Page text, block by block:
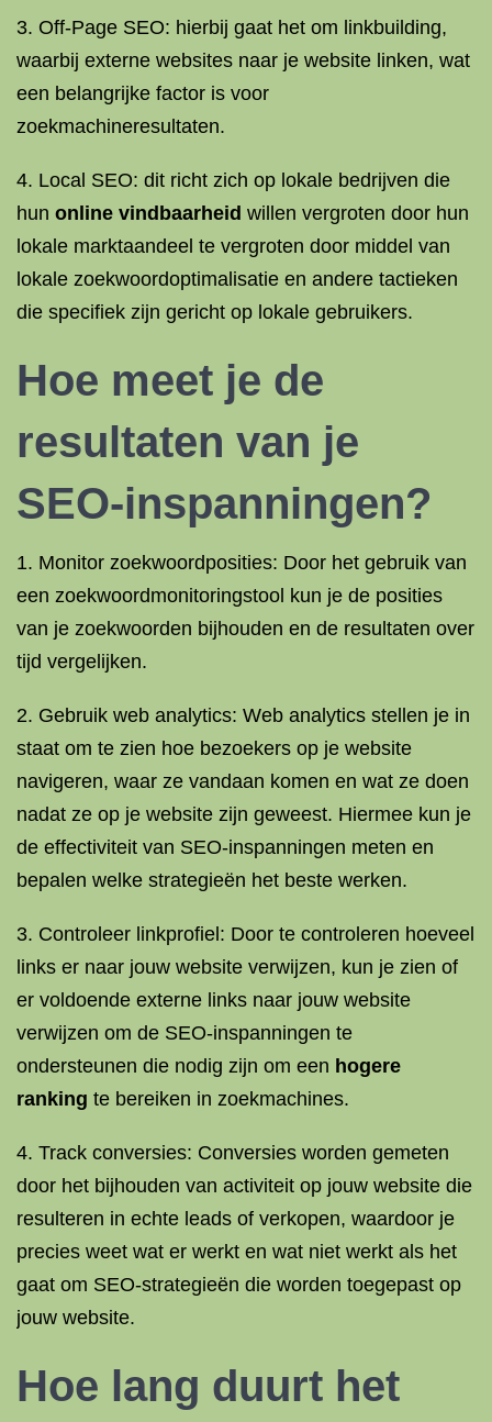
3. Off-Page SEO: hierbij gaat het om linkbuilding,
waarbij externe websites naar je website linken, wat
een belangrijke factor is voor
zoekmachineresultaten.
4. Local SEO: dit richt zich op lokale bedrijven die
hun online vindbaarheid willen vergroten door hun
lokale marktaandeel te vergroten door middel van
lokale zoekwoordoptimalisatie en andere tactieken
die specifiek zijn gericht op lokale gebruikers.
Hoe meet je de
resultaten van je
SEO-inspanningen?
1. Monitor zoekwoordposities: Door het gebruik van
een zoekwoordmonitoringstool kun je de posities
van je zoekwoorden bijhouden en de resultaten over
tijd vergelijken.
2. Gebruik web analytics: Web analytics stellen je in
staat om te zien hoe bezoekers op je website
navigeren, waar ze vandaan komen en wat ze doen
nadat ze op je website zijn geweest. Hiermee kun je
de effectiviteit van SEO-inspanningen meten en
bepalen welke strategieën het beste werken.
3. Controleer linkprofiel: Door te controleren hoeveel
links er naar jouw website verwijzen, kun je zien of
er voldoende externe links naar jouw website
verwijzen om de SEO-inspanningen te
ondersteunen die nodig zijn om een hogere
ranking te bereiken in zoekmachines.
4. Track conversies: Conversies worden gemeten
door het bijhouden van activiteit op jouw website die
resulteren in echte leads of verkopen, waardoor je
precies weet wat er werkt en wat niet werkt als het
gaat om SEO-strategieën die worden toegepast op
jouw website.
Hoe lang duurt het